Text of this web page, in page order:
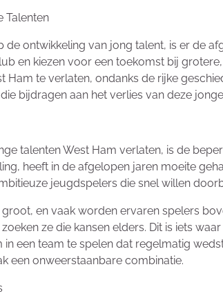
Talenten
ontwikkeling van jong talent, is er de
en kiezen voor een toekomst bij
Ham te verlaten, ondanks de rijke
bijdragen aan het verlies van deze
talenten West Ham verlaten, is de
heeft in de afgelopen jaren moeite
jeugdspelers die snel willen
en vaak worden ervaren spelers
ze die kansen elders. Dit is iets
een team te spelen dat regelmatig
een onweerstaanbare combinatie.